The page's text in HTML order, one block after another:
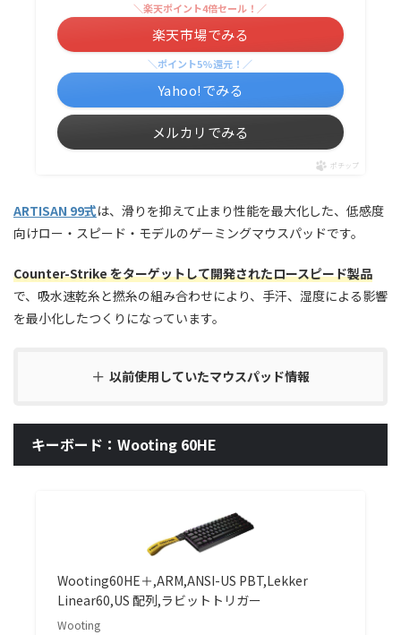
＼楽天ポイント4倍セール！／
楽天市場でみる
＼ポイント5%還元！／
Yahoo!でみる
メルカリでみる
ポチップ
ARTISAN 99式は、滑りを抑えて止まり性能を最大化した、低感度
向けロー・スピード・モデルのゲーミングマウスパッドです。
Counter-Strike をターゲットして開発されたロースピード製品
で、吸水速乾糸と撚糸の組み合わせにより、手汗、湿度による影響
を最小化したつくりになっています。
以前使用していたマウスパッド情報
キーボード：Wooting 60HE
Wooting60HE＋,ARM,ANSI-US PBT,Lekker
Linear60,US 配列,ラビットトリガー
Wooting